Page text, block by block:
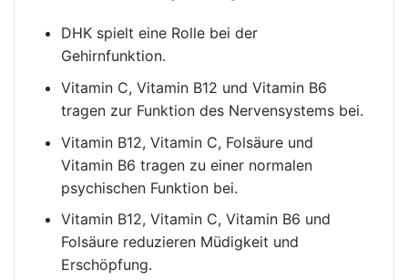
DHK spielt eine Rolle bei der
Gehirnfunktion.
Vitamin C, Vitamin B12 und Vitamin B6
tragen zur Funktion des Nervensystems bei.
Vitamin B12, Vitamin C, Folsäure und
Vitamin B6 tragen zu einer normalen
psychischen Funktion bei.
Vitamin B12, Vitamin C, Vitamin B6 und
Folsäure reduzieren Müdigkeit und
Erschöpfung.